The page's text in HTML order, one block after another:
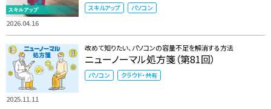
2026.04.16
スキルアップ パソコン
2025.11.11
改めて知りたい、パソコンの容量不足を解消する方法
ニューノーマル処方箋（第81回）
パソコン クラウド・共有